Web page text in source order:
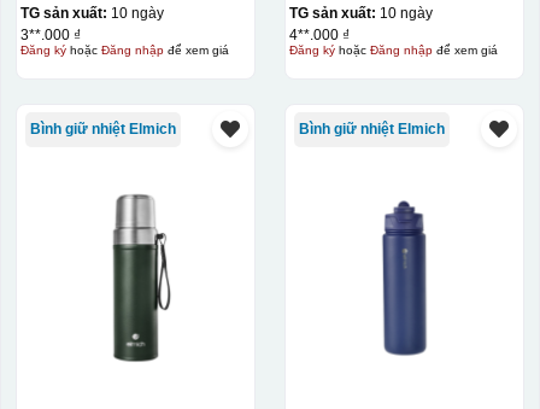
TG sản xuất: 10 ngày
3**.000 ₫
Đăng kýhoặc Đăng nhậpđể xem giá
TG sản xuất: 10 ngày
4**.000 ₫
Đăng kýhoặc Đăng nhậpđể xem giá
Bình giữ nhiệt Elmich Bình giữ nhiệt Elmich